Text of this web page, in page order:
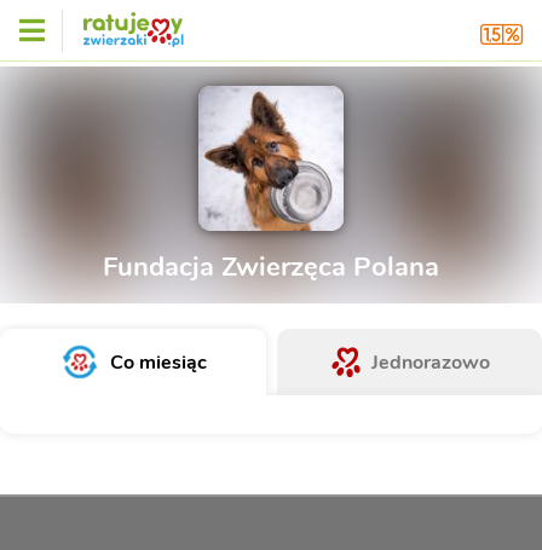
Fundacja Zwierzęca Polana
Co miesiąc Jednorazowo